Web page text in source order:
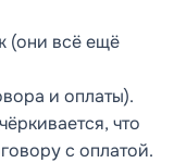
(они всё ещё
и оплаты).
что
с оплатой.